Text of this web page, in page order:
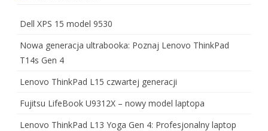
Dell XPS 15 model 9530
Nowa generacja ultrabooka: Poznaj Lenovo ThinkPad
T14s Gen 4
Lenovo ThinkPad L15 czwartej generacji
Fujitsu LifeBook U9312X – nowy model laptopa
Lenovo ThinkPad L13 Yoga Gen 4: Profesjonalny laptop